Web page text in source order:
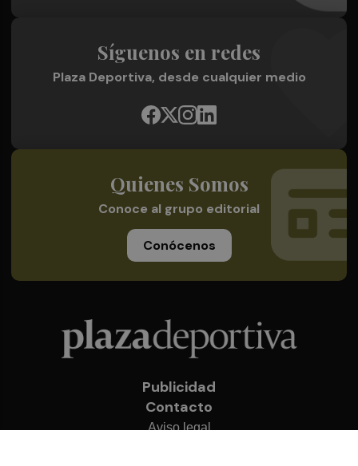
Síguenos en redes
Plaza Deportiva, desde cualquier medio
Quienes Somos
Conoce al grupo editorial
Conócenos
Publicidad
Contacto
Aviso legal